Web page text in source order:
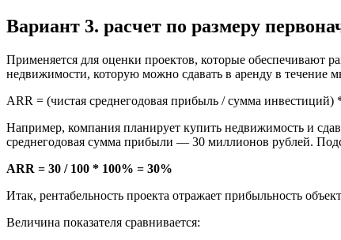
Вариант 3. расчет по размеру
Применяется для оценки проектов, которые обеспечивают
недвижимости, которую можно сдавать в аренду в течение
ARR = (чистая среднегодовая прибыль / сумма инвестиций)
Например, компания планирует купить недвижимость и
среднегодовая сумма прибыли — 30 миллионов рублей.
ARR = 30 / 100 * 100% = 30%
Итак, рентабельность проекта отражает прибыльность
Величина показателя сравнивается: